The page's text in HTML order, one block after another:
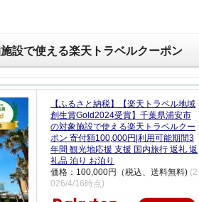
設で使える楽天トラベルクーポン
【ふるさと納税】【楽天トラベル地域
創生賞Gold2024受賞】千葉県浦安市
の対象施設で使える楽天トラベルクー
ポン 寄付額100,000円|利用可能期間3
年間 観光地応援 支援 国内旅行 返礼 返
礼品 泊り お泊り
価格：100,000円（税込、送料無料) (2
026/4/16時点)